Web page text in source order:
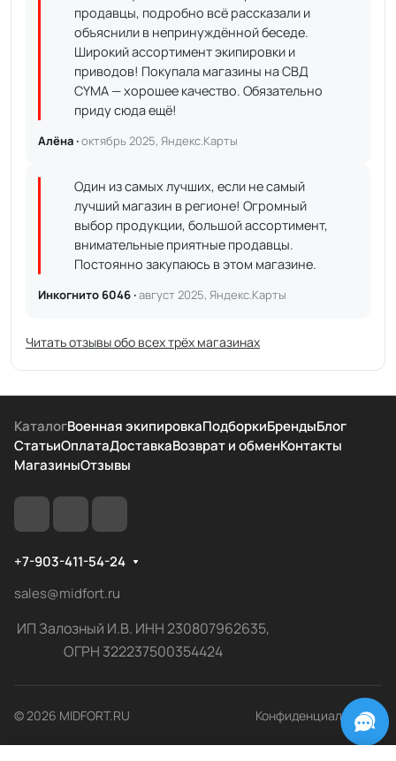
продавцы, подробно всё рассказали и
объяснили в непринуждённой беседе.
Широкий ассортимент экипировки и
приводов! Покупала магазины на СВД
CYMA — хорошее качество. Обязательно
приду сюда ещё!
Алёна ·октябрь 2025, Яндекс.Карты
Один из самых лучших, если не самый
лучший магазин в регионе! Огромный
выбор продукции, большой ассортимент,
внимательные приятные продавцы.
Постоянно закупаюсь в этом магазине.
Инкогнито 6046 ·август 2025, Яндекс.Карты
Читать отзывы обо всех трёх магазинах
КаталогВоенная экипировкаПодборкиБрендыБлог
СтатьиОплатаДоставкаВозврат и обменКонтакты
МагазиныОтзывы
+7-903-411-54-24
sales@midfort.ru
ИП Залозный И.В. ИНН 230807962635,
ОГРН 322237500354424
© 2026 MIDFORT.RU Конфиденциальность